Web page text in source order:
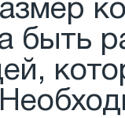
быть